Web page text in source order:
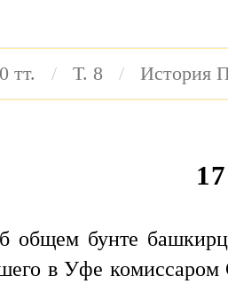
тт. Т. 8 История
общем бунте
в Уфе комиссаром